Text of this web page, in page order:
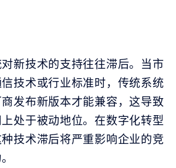
新技术的支持往往滞后。当市
技术或行业标准时，传统系统
发布新版本才能兼容，这导致
处于被动地位。在数字化转型
技术滞后将严重影响企业的竞